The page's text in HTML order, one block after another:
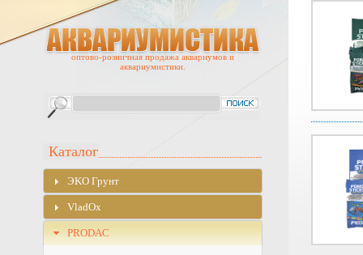
оптово-розничная продажа аквариумов и
аквариумистики.
Каталог
ЭKO Грунт
VladOx
PRODAC